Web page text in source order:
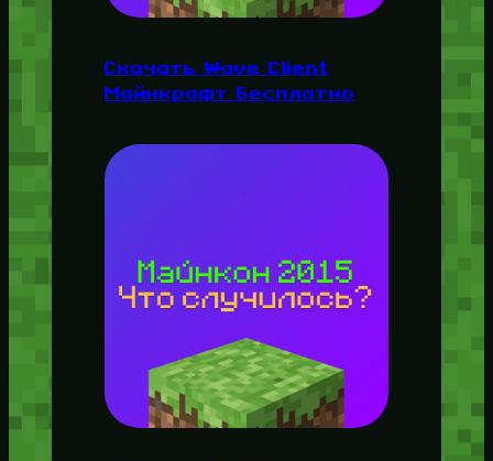
Скачать Wave Client
Майнкрафт Бесплатно